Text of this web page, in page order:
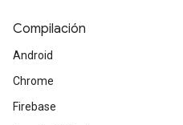
Compilación
Android
Chrome
Firebase